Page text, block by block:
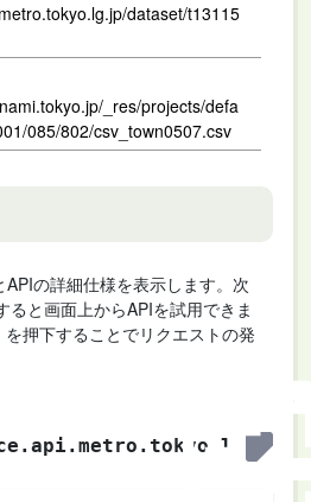
dataset/t13115
_res/projects/defa
085/802/csv_town0507.csv
APIの詳細仕様を表示します。次
ると画面上からAPIを試用できま
押下することでリクエストの発